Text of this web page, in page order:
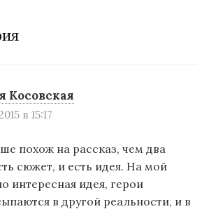
Косовская
в 15:17
похож на рассказ, чем два
сюжет, и есть идея. На мой
интересная идея, герои
в другой реальности, и в